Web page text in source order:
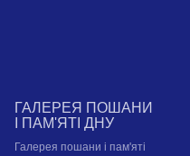
ГАЛЕРЕЯ ПОШАНИ
І ПАМ'ЯТІ ДНУ
Галерея пошани і пам'яті